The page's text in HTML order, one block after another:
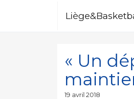
« Un
Publié
19 avril 2018